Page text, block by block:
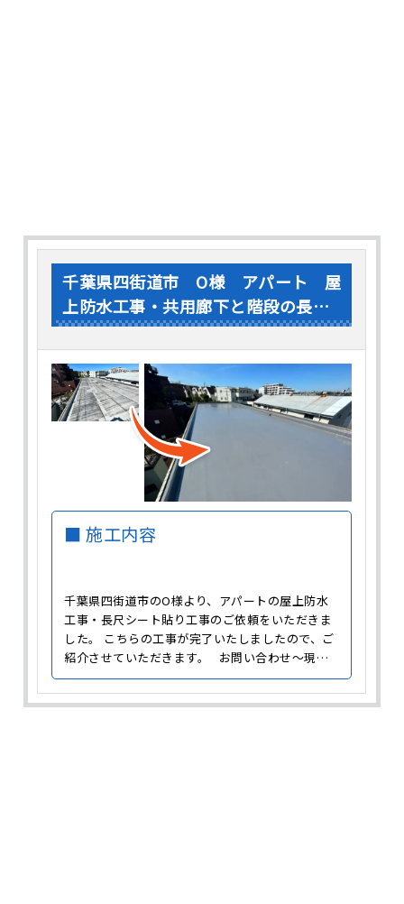
千葉県四街道市 O様 アパート 屋
上防水工事・共用廊下と階段の長尺
シート貼り工事
■ 施工内容
千葉県四街道市のO様より、アパートの屋上防水
工事・長尺シート貼り工事のご依頼をいただきま
した。 こちらの工事が完了いたしましたので、ご
紹介させていただきます。 お問い合わせ～現場
調査 ご依頼をいただき、まずは現場調査に伺いま
した。 屋上には汚れや剥がれ、コケの付着が広範